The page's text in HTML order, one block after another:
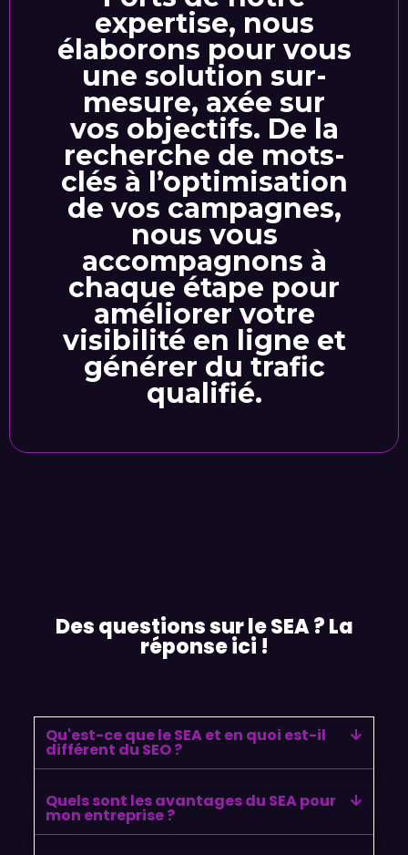
expertise, nous
élaborons pour vous
une solution sur-
mesure, axée sur
vos objectifs. De la
recherche de mots-
clés à l’optimisation
de vos campagnes,
nous vous
accompagnons à
chaque étape pour
améliorer votre
visibilité en ligne et
générer du trafic
qualifié.
Des questions sur le SEA ? La
réponse ici !
Qu'est-ce que le SEA et en quoi est-il
différent du SEO ?
Quels sont les avantages du SEA pour
mon entreprise ?